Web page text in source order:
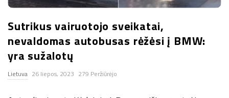
n
.
n
Sutrikus vairuotojo sveikatai,
nevaldomas autobusas rėžėsi į BMW:
yra sužalotų
Lietuva 26 liepos, 2023 279 Peržiūrėjo